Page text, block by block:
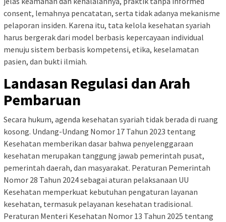
consent, lemahnya pencatatan, serta tidak adanya mekanisme
pelaporan insiden. Karena itu, tata kelola kesehatan syariah
harus bergerak dari model berbasis kepercayaan individual
menuju sistem berbasis kompetensi, etika, keselamatan
pasien, dan bukti ilmiah.
Landasan Regulasi dan Arah
Pembaruan
Secara hukum, agenda kesehatan syariah tidak berada di ruang
kosong. Undang-Undang Nomor 17 Tahun 2023 tentang
Kesehatan memberikan dasar bahwa penyelenggaraan
kesehatan merupakan tanggung jawab pemerintah pusat,
pemerintah daerah, dan masyarakat. Peraturan Pemerintah
Nomor 28 Tahun 2024 sebagai aturan pelaksanaan UU
Kesehatan memperkuat kebutuhan pengaturan layanan
kesehatan, termasuk pelayanan kesehatan tradisional.
Peraturan Menteri Kesehatan Nomor 13 Tahun 2025 tentang